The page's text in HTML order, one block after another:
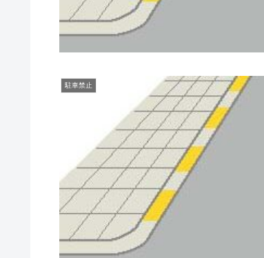
駐車禁止